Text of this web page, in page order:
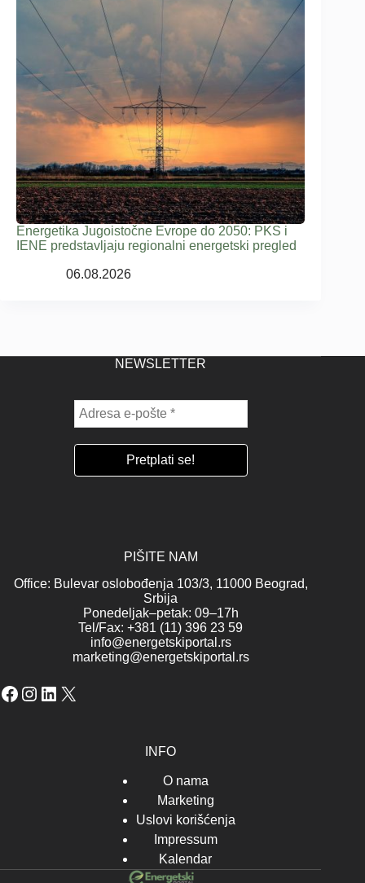
Energetika Jugoistočne Evrope do 2050: PKS i
IENE predstavljaju regionalni energetski pregled
06.08.2026
NEWSLETTER
PIŠITE NAM
Office: Bulevar oslobođenja 103/3, 11000 Beograd,
Srbija
Ponedeljak–petak: 09–17h
Tel/Fax: +381 (11) 396 23 59
info@energetskiportal.rs
marketing@energetskiportal.rs
Facebook
Instagram
LinkedIn
X
INFO
O nama
Marketing
Uslovi korišćenja
Impressum
Kalendar